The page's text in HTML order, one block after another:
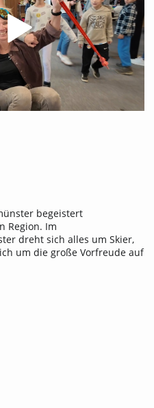
begeistert
Region. Im
dreht sich alles um Skier,
um die große Vorfreude auf